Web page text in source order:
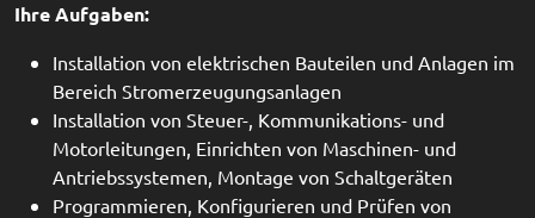
Ihre Aufgaben:
Installation von elektrischen Bauteilen und Anlagen im
Bereich Stromerzeugungsanlagen
Installation von Steuer-, Kommunikations- und
Motorleitungen, Einrichten von Maschinen- und
Antriebssystemen, Montage von Schaltgeräten
Programmieren, Konfigurieren und Prüfen von